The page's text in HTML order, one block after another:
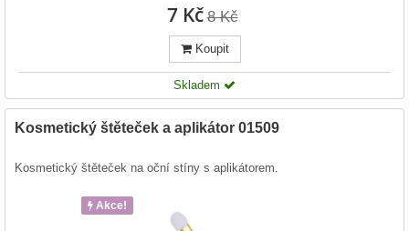
7 Kč 8 Kč
Koupit
Skladem
Kosmetický štěteček a aplikátor 01509
Kosmetický štěteček na oční stíny s aplikátorem.
Akce!